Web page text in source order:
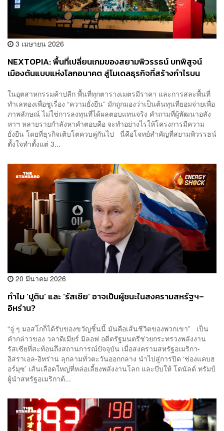
3 เมษายน 2026
NEXTOPIA: พื้นที่เปลี่ยนเกมของสยามพิวรรธน์ บทพิสูจน์
เมืองต้นแบบแห่งโลกอนาคต สู่โมเดลธุรกิจที่สร้างกำไรบน
ในอุตสาหกรรมค้าปลีก พื้นที่ทุกตารางเมตรมีราคา และการสละพื้นที่
ทำเลทองเพื่อชูเรื่อง “ความยั่งยืน” มักถูกมองว่าเป็นต้นทุนที่ยอมจ่ายเพื่อ
ภาพลักษณ์ ไม่ใช่การลงทุนที่ได้ผลตอบแทนจริง คำถามที่ผู้พัฒนาอสัง
หาฯ หลายรายกำลังหาคำตอบคือ จะทำอย่างไรให้โครงการมีความ
ยั่งยืน โดยที่ธุรกิจเติบโตควบคู่กันไป นี่คือโจทย์สำคัญที่สยามพิวรรธน์
ตั้งใจทำตั้งแต่ 3...
20 มีนาคม 2026
ทำไม ‘ปูติน’ และ ‘รัสเซีย’ อาจเป็นผู้ชนะในสงครามสหรัฐฯ–
อิหร่าน?
“จู่ ๆ มอสโกก็ได้รับของขวัญชิ้นนี้ มันคือเส้นชีวิตของพวกเขา” เป็น
คำกล่าวของ วลาดิเมียร์ มิลอฟ อดีตรัฐมนตรีช่วยกระทรวงพลังงาน
รัสเซียที่สะท้อนถึงสถานการณ์ปัจจุบัน เมื่อสงครามสหรัฐอเมริกา-
อิสราเอล-อิหร่าน ลุกลามทั่วตะวันออกกลาง นำไปสู่การปิด ‘ช่องแคบฮ
อร์มุซ’ เส้นเลือดใหญ่ที่หล่อเลี้ยงพลังงานโลก และบีบให้ โดนัลด์ ทรัมป์
ผู้นำสหรัฐอเมริกาต้...